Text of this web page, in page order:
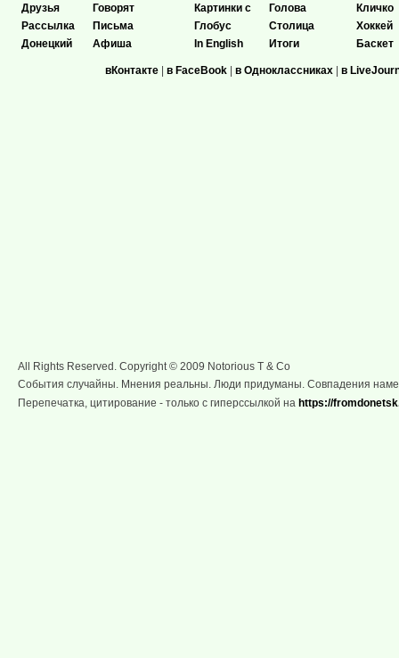
Друзья
Рассылка
Донецкий
Говорят
Письма
Афиша
Картинки с
Глобус
In English
Голова
Столица
Итоги
Кличко
Хоккей
Баскет
вКонтакте | в FaceBook | в Одноклассниках | в
All Rights Reserved. Copyright © 2009 Notorious T & Co
События случайны. Мнения реальны. Люди придуманы. Совпадения
Перепечатка, цитирование - только с гиперссылкой на https://